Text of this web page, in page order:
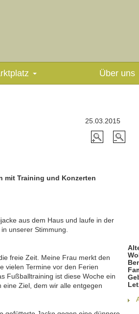
Über uns
25.03.2015
mit Training und Konzerten
aus dem Haus und laufe in der
unserer Stimmung.
freie Zeit. Meine Frau merkt den
vielen Termine vor den Ferien
Fußballtraining ist diese Woche ein
Ziel, dem wir alle entgegen